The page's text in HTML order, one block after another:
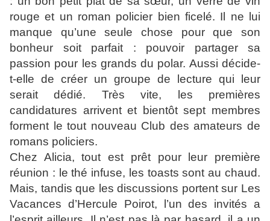
rouge et un roman policier bien ficelé. Il ne lui
manque qu’une seule chose pour que son
bonheur soit parfait : pouvoir partager sa
passion pour les grands du polar. Aussi décide-
t-elle de créer un groupe de lecture qui leur
serait dédié. Très vite, les premières
candidatures arrivent et bientôt sept membres
forment le tout nouveau Club des amateurs de
romans policiers.
Chez Alicia, tout est prêt pour leur première
réunion : le thé infuse, les toasts sont au chaud.
Mais, tandis que les discussions portent sur Les
Vacances d’Hercule Poirot, l’un des invités a